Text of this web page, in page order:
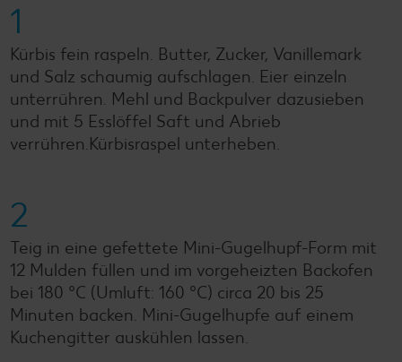
1
Kürbis fein raspeln. Butter, Zucker, Vanillemark
und Salz schaumig aufschlagen. Eier einzeln
unterrühren. Mehl und Backpulver dazusieben
und mit 5 Esslöffel Saft und Abrieb
verrühren.Kürbisraspel unterheben.
2
Teig in eine gefettete Mini-Gugelhupf-Form mit
12 Mulden füllen und im vorgeheizten Backofen
bei 180 °C (Umluft: 160 °C) circa 20 bis 25
Minuten backen. Mini-Gugelhupfe auf einem
Kuchengitter auskühlen lassen.